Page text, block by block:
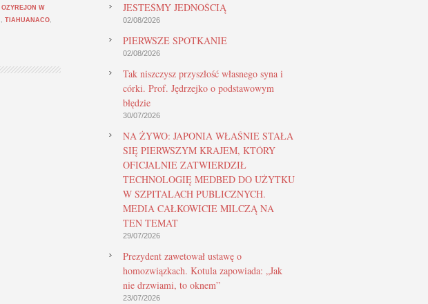
OZYREJON W
, TIAHUANACO,
JESTEŚMY JEDNOŚCIĄ
02/08/2026
PIERWSZE SPOTKANIE
02/08/2026
Tak niszczysz przyszłość własnego syna i
córki. Prof. Jędrzejko o podstawowym
błędzie
30/07/2026
NA ŻYWO: JAPONIA WŁAŚNIE STAŁA
SIĘ PIERWSZYM KRAJEM, KTÓRY
OFICJALNIE ZATWIERDZIŁ
TECHNOLOGIĘ MEDBED DO UŻYTKU
W SZPITALACH PUBLICZNYCH.
MEDIA CAŁKOWICIE MILCZĄ NA
TEN TEMAT
29/07/2026
Prezydent zawetował ustawę o
homozwiązkach. Kotula zapowiada: „Jak
nie drzwiami, to oknem”
23/07/2026